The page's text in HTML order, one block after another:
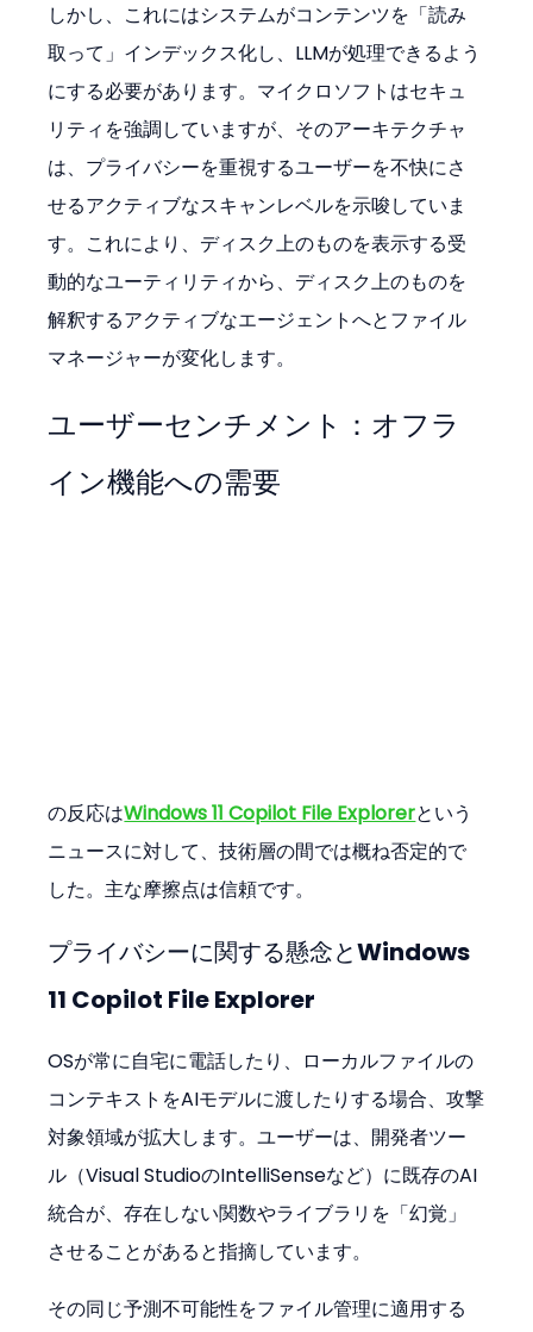
しかし、これにはシステムがコンテンツを「読み
取って」インデックス化し、LLMが処理できるよう
にする必要があります。マイクロソフトはセキュ
リティを強調していますが、そのアーキテクチャ
は、プライバシーを重視するユーザーを不快にさ
せるアクティブなスキャンレベルを示唆していま
す。これにより、ディスク上のものを表示する受
動的なユーティリティから、ディスク上のものを
解釈するアクティブなエージェントへとファイル
マネージャーが変化します。
ユーザーセンチメント：オフラ
イン機能への需要
の反応はWindows 11 Copilot File Explorerという
ニュースに対して、技術層の間では概ね否定的で
した。主な摩擦点は信頼です。
プライバシーに関する懸念とWindows
11 Copilot File Explorer
OSが常に自宅に電話したり、ローカルファイルの
コンテキストをAIモデルに渡したりする場合、攻撃
対象領域が拡大します。ユーザーは、開発者ツー
ル（Visual StudioのIntelliSenseなど）に既存のAI
統合が、存在しない関数やライブラリを「幻覚」
させることがあると指摘しています。
その同じ予測不可能性をファイル管理に適用する